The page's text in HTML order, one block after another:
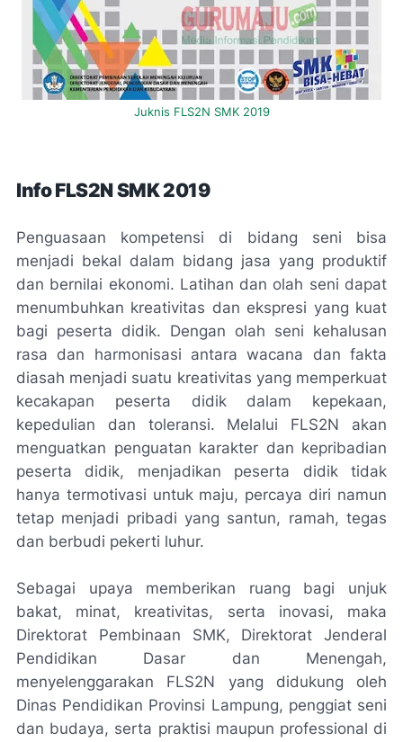
Juknis FLS2N SMK 2019
Info FLS2N SMK 2019
Penguasaan kompetensi di bidang seni bisa
menjadi bekal dalam bidang jasa yang produktif
dan bernilai ekonomi. Latihan dan olah seni dapat
menumbuhkan kreativitas dan ekspresi yang kuat
bagi peserta didik. Dengan olah seni kehalusan
rasa dan harmonisasi antara wacana dan fakta
diasah menjadi suatu kreativitas yang memperkuat
kecakapan peserta didik dalam kepekaan,
kepedulian dan toleransi. Melalui FLS2N akan
menguatkan penguatan karakter dan kepribadian
peserta didik, menjadikan peserta didik tidak
hanya termotivasi untuk maju, percaya diri namun
tetap menjadi pribadi yang santun, ramah, tegas
dan berbudi pekerti luhur.
Sebagai upaya memberikan ruang bagi unjuk
bakat, minat, kreativitas, serta inovasi, maka
Direktorat Pembinaan SMK, Direktorat Jenderal
Pendidikan Dasar dan Menengah,
menyelenggarakan FLS2N yang didukung oleh
Dinas Pendidikan Provinsi Lampung, penggiat seni
dan budaya, serta praktisi maupun professional di